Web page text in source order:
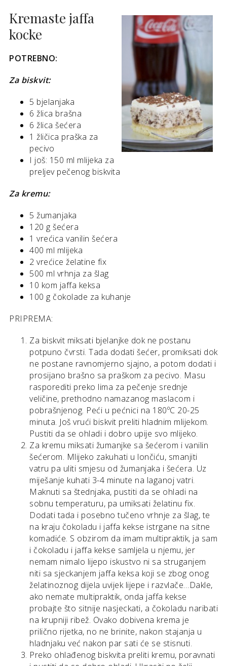
Kremaste jaffa
kocke
POTREBNO:
Za biskvit:
5 bjelanjaka
6 žlica brašna
6 žlica šećera
1 žličica praška za
pecivo
I još: 150 ml mlijeka za
preljev pečenog biskvita
Za kremu:
5 žumanjaka
120 g šećera
1 vrećica vanilin šećera
400 ml mlijeka
2 vrećice želatine fix
500 ml vrhnja za šlag
10 kom jaffa keksa
100 g čokolade za kuhanje
PRIPREMA:
Za biskvit miksati bjelanjke dok ne postanu
potpuno čvrsti. Tada dodati šećer, promiksati dok
ne postane ravnomjerno sjajno, a potom dodati i
prosijano brašno sa praškom za pecivo. Masu
rasporediti preko lima za pečenje srednje
veličine, prethodno namazanog maslacom i
pobrašnjenog. Peći u pećnici na 180ºC 20-25
minuta. Još vrući biskvit preliti hladnim mlijekom.
Pustiti da se ohladi i dobro upije svo mlijeko.
Za kremu miksati žumanjke sa šećerom i vanilin
šećerom. Mlijeko zakuhati u lončiću, smanjiti
vatru pa uliti smjesu od žumanjaka i šećera. Uz
miješanje kuhati 3-4 minute na laganoj vatri.
Maknuti sa štednjaka, pustiti da se ohladi na
sobnu temperaturu, pa umiksati želatinu fix.
Dodati tada i posebno tučeno vrhnje za šlag, te
na kraju čokoladu i jaffa kekse istrgane na sitne
komadiće. S obzirom da imam multipraktik, ja sam
i čokoladu i jaffa kekse samljela u njemu, jer
nemam nimalo lijepo iskustvo ni sa struganjem
niti sa sjeckanjem jaffa keksa koji se zbog onog
želatinoznog dijela uvijek lijepe i razvlače…Dakle,
ako nemate multipraktik, onda jaffa kekse
probajte što sitnije nasjeckati, a čokoladu naribati
na krupniji ribež. Ovako dobivena krema je
prilično rijetka, no ne brinite, nakon stajanja u
hladnjaku već nakon par sati će se stisnuti.
Preko ohlađenog biskvita preliti kremu, poravnati